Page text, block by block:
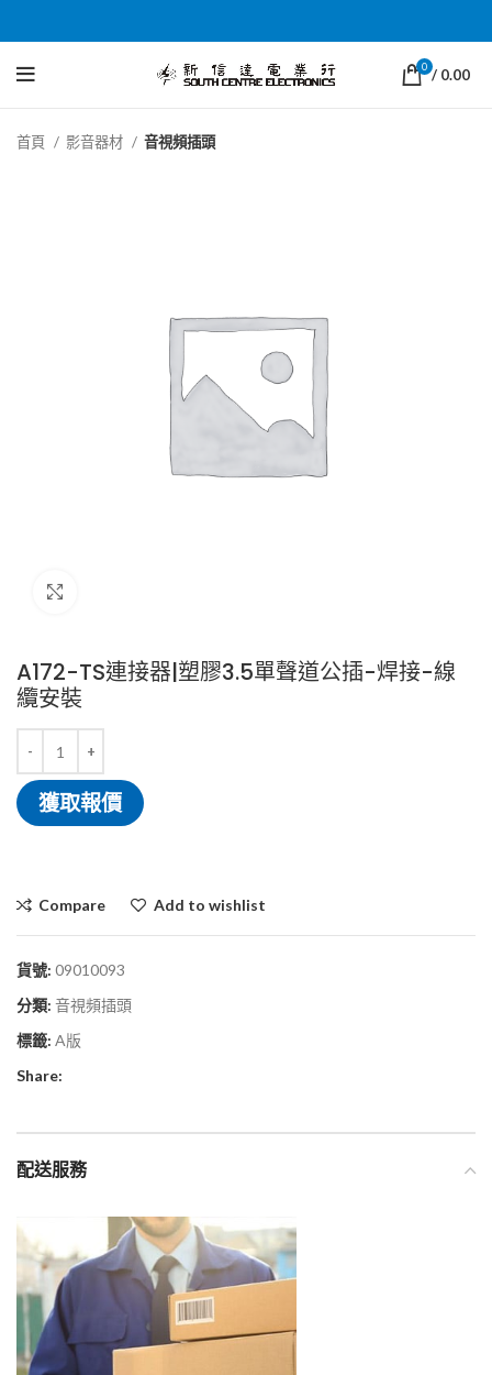
0 / 0.00
首頁 影音器材 音視頻插頭
A172-TS連接器|塑膠3.5單聲道公插-焊接-線
纜安裝
獲取報價
Compare Add to wishlist
貨號: 09010093
分類: 音視頻插頭
標籤: A版
Share:
配送服務